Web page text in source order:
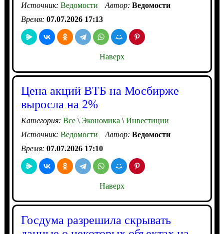
Источник: Ведомости Автор: Ведомости
Время: 07.07.2026 17:13
Наверх
Цена акций ВТБ на Мосбирже
выросла на 2%
Категория: Все\Экономика \Инвестиции
Источник: Ведомости Автор: Ведомости
Время: 07.07.2026 17:10
Наверх
Госдума разрешила скрывать